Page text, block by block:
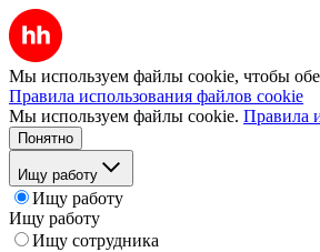
Мы используем файлы cookie, чтобы
Правила использования файлов cookie
Мы используем файлы cookie. Правила
Понятно
Ищу работу
Ищу работу
Ищу работу
Ищу сотрудника